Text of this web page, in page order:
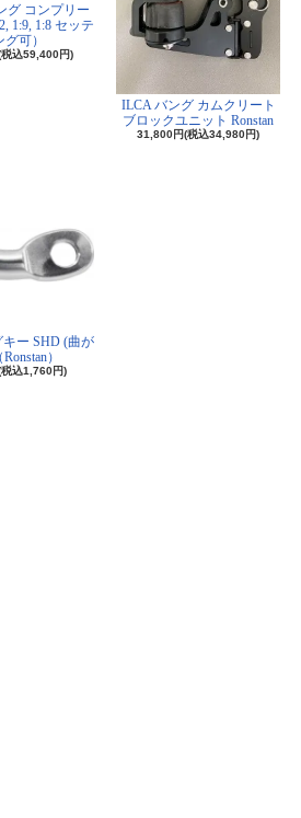
グ コンプリー
1:9, 1:8 セッテ
グ可）
込59,400円)
ILCA バング カムクリート
ブロックユニット Ronstan
31,800円(税込34,980円)
ー SHD (曲が
）
込1,760円)